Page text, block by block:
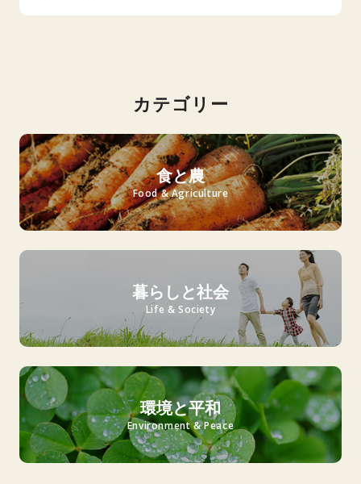
カテゴリー
食と農
Food & Agriculture
暮らしと社会
Life & Society
環境と平和
Environment & Peace